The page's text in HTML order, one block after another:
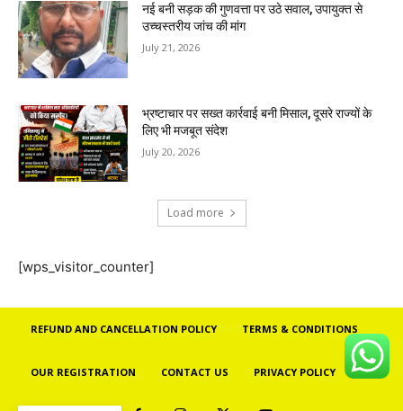
नई बनी सड़क की गुणवत्ता पर उठे सवाल, उपायुक्त से
उच्चस्तरीय जांच की मांग
July 21, 2026
भ्रष्टाचार पर सख्त कार्रवाई बनी मिसाल, दूसरे राज्यों के
लिए भी मजबूत संदेश
July 20, 2026
Load more
[wps_visitor_counter]
REFUND AND CANCELLATION POLICY TERMS & CONDITIONS
OUR REGISTRATION CONTACT US PRIVACY POLICY